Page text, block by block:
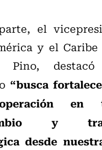
el
y el Caribe
Pino,
“busca
en
y
desde